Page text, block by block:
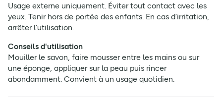
Usage externe uniquement. Éviter tout contact avec les
yeux. Tenir hors de portée des enfants. En cas d’irritation,
arrêter l’utilisation.
Conseils d'utilisation
Mouiller le savon, faire mousser entre les mains ou sur
une éponge, appliquer sur la peau puis rincer
abondamment. Convient à un usage quotidien.